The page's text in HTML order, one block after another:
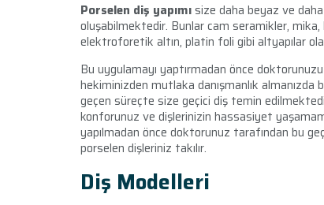
Porselen diş yapımısize daha beyaz ve
oluşabilmektedir. Bunlar cam seramikler,
elektroforetik altın, platin foli gibi altyapılar
Bu uygulamayı yaptırmadan önce
hekiminizden mutlaka danışmanlık
geçen süreçte size geçici diş temin
konforunuz ve dişlerinizin hassasiyet
yapılmadan önce doktorunuz tarafından bu
porselen dişleriniz takılır.
Diş Modelleri